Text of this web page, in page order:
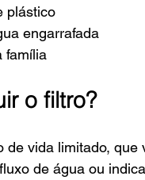
plástico
engarrafada
família
o filtro?
vida limitado,
de água ou